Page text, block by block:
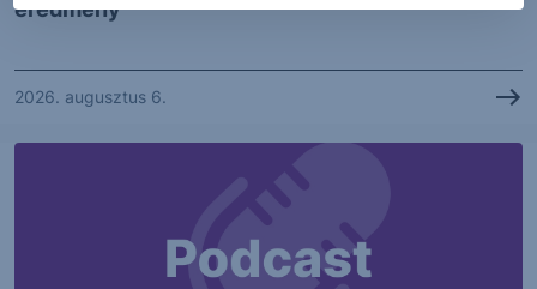
eredmény
2026. augusztus 6.